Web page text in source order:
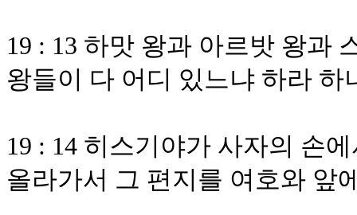
19 : 13 하맛 왕과 아르밧 왕과
왕들이 다 어디 있느냐 하라 하
19 : 14 히스기야가 사자의 손
올라가서 그 편지를 여호와 앞